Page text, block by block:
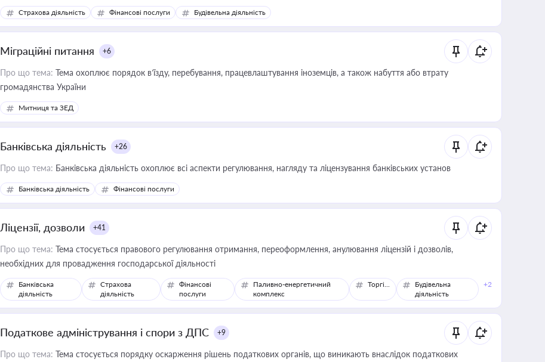
медійних змін у цій сфері корисне для власника бізнесу, керівника, юриста або бухгалтера під час оподаткування,
приватизації, оренди державного майна, корпоративних угод і перевірки статусу суб'єктів оціночної діяльності
Страхова діяльність Фінансові послуги Будівельна діяльність
Міграційні питання +6
Про що тема: Тема охоплює порядок в’їзду, перебування, працевлаштування іноземців, а також набуття або втрату
громадянства України
Митниця та ЗЕД
Банківська діяльність +26
Про що тема: Банківська діяльність охоплює всі аспекти регулювання, нагляду та ліцензування банківських установ
Банківська діяльність Фінансові послуги
Ліцензії, дозволи +41
Про що тема: Тема стосується правового регулювання отримання, переоформлення, анулювання ліцензій і дозволів,
необхідних для провадження господарської діяльності
Банківська
діяльність
Страхова
діяльність
Фінансові
послуги
Паливно-енергетичний
комплекс
Торгівля
Будівельна
діяльність
+2
Податкове адміністрування і спори з ДПС +9
Про що тема: Тема стосується порядку оскарження рішень податкових органів, що виникають внаслідок податкових